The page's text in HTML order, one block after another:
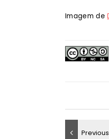
Imagem de